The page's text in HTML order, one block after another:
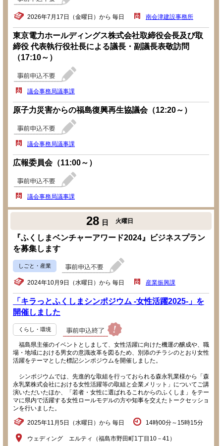
2026年7月17日（金曜日）から 毎日 南会津建設事務所
東京電力ホールディングス株式会社取締役会長及び取
締役 代表執行役社長による議長・副議長表敬訪問
（17:10～）
議会事務局議事課
原子力災害からの福島復興再生協議会（12:20～）
議会事務局議事課
広報委員会（11:00～）
議会事務局議事課
28 日 火曜日
『ふくしまベンチャーアワード2024』ビジネスプラン
を募集します
しごと・産業
2024年10月9日（水曜日）から 毎日 産業振興課
「キラっとふくしまシンポジウム -女性活躍2025-」を
開催しました
くらし・環境
福島県主催のイベントとしまして、女性活躍に向けた機運の醸成や、職
場・地域における男女の意識改革を図るため、別添のチラシのとおり女性
活躍をテーマとした標記シンポジウムを開催しました。
シンポジウムでは、先進的な取組を行っておられる森永乳業様から「森
永乳業株式会社における女性活躍等の取組と企業メリット」についてご講
演いただいたほか、「若者・女性に選ばれるこれからのふくしま」をテー
マに県内で活躍する女性ロールモデルの方や知事を交えたトークセッショ
ンを行いました。
2025年11月5日（水曜日）から 毎日 14時00分～15時15分
ウェディング エルティ（福島市野田町1丁目10－41）